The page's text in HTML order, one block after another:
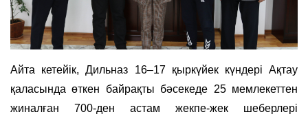
Айта кетейік, Дильназ 16–17 қыркүйек күндері Ақтау
қаласында өткен байрақты бәсекеде 25 мемлекеттен
жиналған 700-ден астам жекпе-жек шеберлері